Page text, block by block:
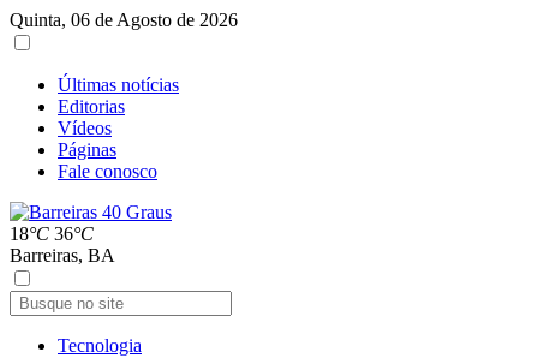
Quinta, 06 de Agosto de 2026
Últimas notícias
Editorias
Vídeos
Páginas
Fale conosco
18°C 36°C
Barreiras, BA
Tecnologia